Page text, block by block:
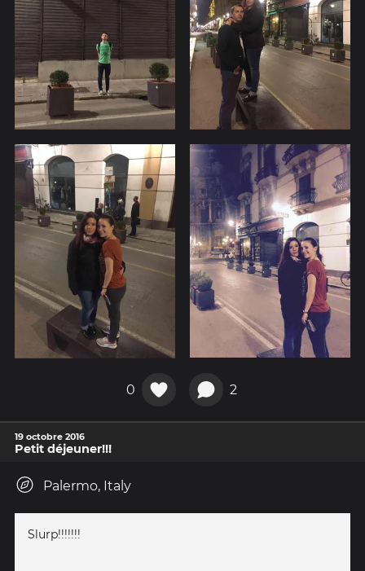
0 2
19 octobre 2016
Petit déjeuner!!!
Palermo, Italy
Slurp!!!!!!!